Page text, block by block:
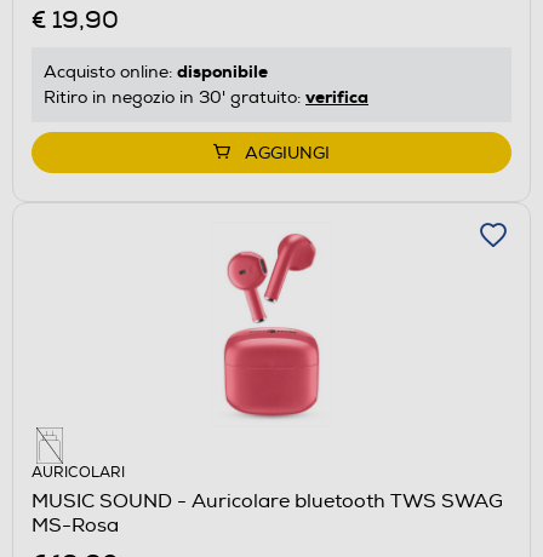
€ 19,90
Acquisto online: disponibile
Ritiro in negozio in 30' gratuito: verifica
AGGIUNGI
AURICOLARI
MUSIC SOUND - Auricolare bluetooth TWS SWAG
MS-Rosa